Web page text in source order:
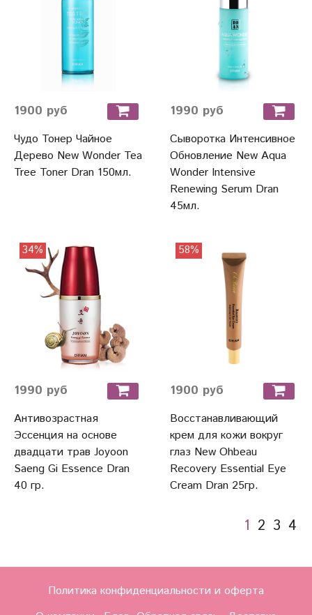
1900 руб
Чудо Тонер Чайное
Дерево New Wonder Tea
Tree Toner Dran 150мл.
1990 руб
Сыворотка Интенсивное
Обновление New Aqua
Wonder Intensive
Renewing Serum Dran
45мл.
34%
1990 руб
Антивозрастная
Эссенция на основе
двадцати трав Joyoon
Saeng Gi Essence Dran
40 гр.
58%
1900 руб
Восстанавливающий
крем для кожи вокруг
глаз New Ohbeau
Recovery Essential Eye
Cream Dran 25гр.
1 2 3 4
Политика конфиденциальности и оферта